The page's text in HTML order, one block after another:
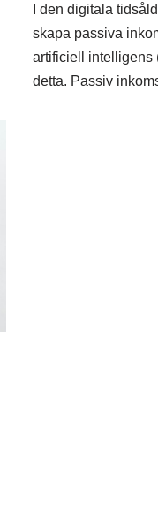
I den digitala
skapa passiva
artificiell intelligens
detta. Passiv